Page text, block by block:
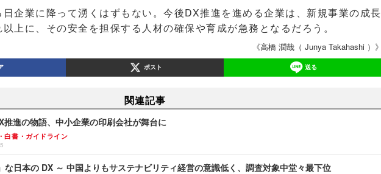
企業に降って湧くはずもない。今後DX推進を進める企業は、新規事業の成長
上に、その安全を担保する人材の確保や育成が急務となるだろう。
《高橋 潤哉（ Junya Takahashi ）》
ポスト 送る
関連記事
推進の物語、中小企業の印刷会社が舞台に
白書・ガイドライン
な日本の DX ～ 中国よりもサステナビリティ経営の意識低く、調査対象中堂々最下位